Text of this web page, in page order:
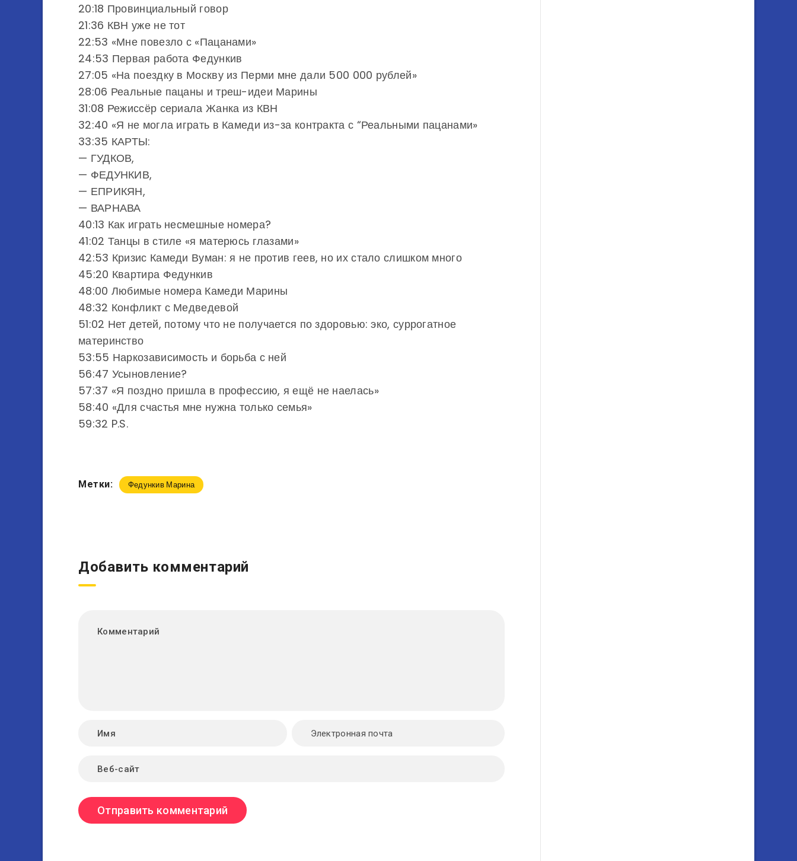
20:18 Провинциальный говор
21:36 КВН уже не тот
22:53 «Мне повезло с «Пацанами»
24:53 Первая работа Федункив
27:05 «На поездку в Москву из Перми мне дали 500 000 рублей»
28:06 Реальные пацаны и треш-идеи Марины
31:08 Режиссёр сериала Жанка из КВН
32:40 «Я не могла играть в Камеди из-за контракта с “Реальными пацанами»
33:35 КАРТЫ:
— ГУДКОВ,
— ФЕДУНКИВ,
— ЕПРИКЯН,
— ВАРНАВА
40:13 Как играть несмешные номера?
41:02 Танцы в стиле «я матерюсь глазами»
42:53 Кризис Камеди Вуман: я не против геев, но их стало слишком много
45:20 Квартира Федункив
48:00 Любимые номера Камеди Марины
48:32 Конфликт с Медведевой
51:02 Нет детей, потому что не получается по здоровью: эко, суррогатное
материнство
53:55 Наркозависимость и борьба с ней
56:47 Усыновление?
57:37 «Я поздно пришла в профессию, я ещё не наелась»
58:40 «Для счастья мне нужна только семья»
59:32 P.S.
Метки: Федункив Марина
Добавить комментарий